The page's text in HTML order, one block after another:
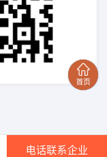
电话联系企业